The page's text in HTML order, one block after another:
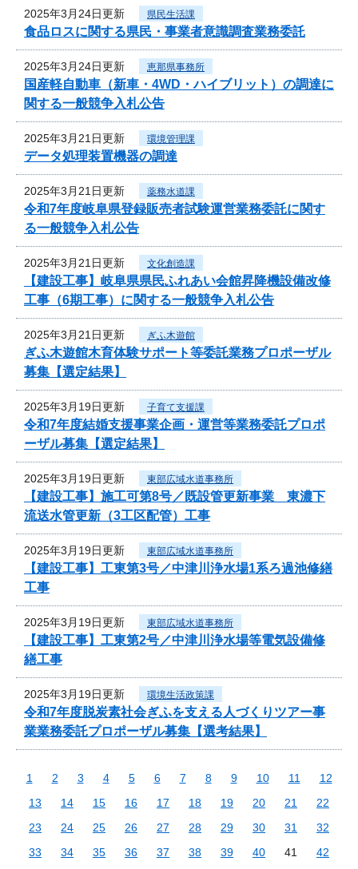
2025年3月24日更新 県民生活課
食品ロスに関する県民・事業者意識調査業務委託
2025年3月24日更新 恵那県事務所
国産軽自動車（新車・4WD・ハイブリット）の調達に
関する一般競争入札公告
2025年3月21日更新 環境管理課
データ処理装置機器の調達
2025年3月21日更新 薬務水道課
令和7年度岐阜県登録販売者試験運営業務委託に関す
る一般競争入札公告
2025年3月21日更新 文化創造課
【建設工事】岐阜県県民ふれあい会館昇降機設備改修
工事（6期工事）に関する一般競争入札公告
2025年3月21日更新 ぎふ木遊館
ぎふ木遊館木育体験サポート等委託業務プロポーザル
募集【選定結果】
2025年3月19日更新 子育て支援課
令和7年度結婚支援事業企画・運営等業務委託プロポ
ーザル募集【選定結果】
2025年3月19日更新 東部広域水道事務所
【建設工事】施工可第8号／既設管更新事業 東濃下
流送水管更新（3工区配管）工事
2025年3月19日更新 東部広域水道事務所
【建設工事】工東第3号／中津川浄水場1系ろ過池修繕
工事
2025年3月19日更新 東部広域水道事務所
【建設工事】工東第2号／中津川浄水場等電気設備修
繕工事
2025年3月19日更新 環境生活政策課
令和7年度脱炭素社会ぎふを支える人づくりツアー事
業業務委託プロポーザル募集【選考結果】
1 2 3 4 5 6 7 8 9 10 11
12
13
14 15 16 17 18 19 20 21
22
23
24 25 26 27 28 29 30 31
32
33
34 35 36 37 38 39 40 41
42